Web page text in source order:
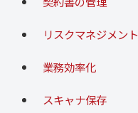
リスクマネジメント
業務効率化
スキャナ保存